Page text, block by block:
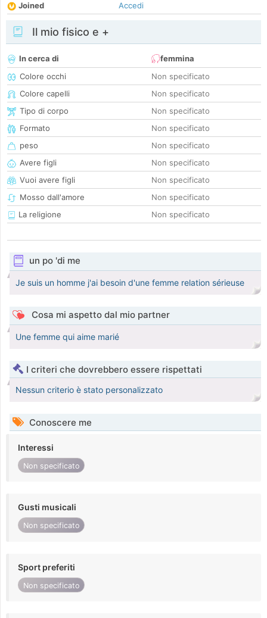
Joined
Accedi
Il mio fisico e +
In cerca di
femmina
Colore occhi
Non specificato
Colore capelli
Non specificato
Tipo di corpo
Non specificato
Formato
Non specificato
peso
Non specificato
Avere figli
Non specificato
Vuoi avere figli
Non specificato
Mosso dall'amore
Non specificato
La religione
Non specificato
un po 'di me
Je suis un homme j'ai besoin d'une femme relation sérieuse
Cosa mi aspetto dal mio partner
Une femme qui aime marié
I criteri che dovrebbero essere rispettati
Nessun criterio è stato personalizzato
Conoscere me
Interessi
Non specificato
Gusti musicali
Non specificato
Sport preferiti
Non specificato